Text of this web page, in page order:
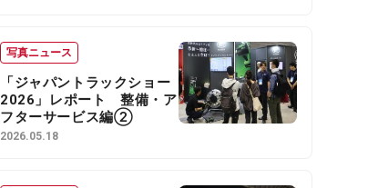
写真ニュース
「ジャパントラックショー
2026」レポート 整備・ア
フターサービス編②
2026.05.18